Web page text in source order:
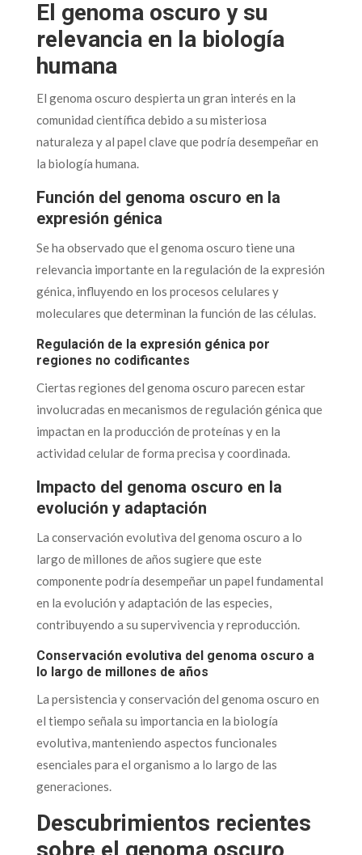
El genoma oscuro y su
relevancia en la biología
humana
El genoma oscuro despierta un gran interés en la
comunidad científica debido a su misteriosa
naturaleza y al papel clave que podría desempeñar en
la biología humana.
Función del genoma oscuro en la
expresión génica
Se ha observado que el genoma oscuro tiene una
relevancia importante en la regulación de la expresión
génica, influyendo en los procesos celulares y
moleculares que determinan la función de las células.
Regulación de la expresión génica por
regiones no codificantes
Ciertas regiones del genoma oscuro parecen estar
involucradas en mecanismos de regulación génica que
impactan en la producción de proteínas y en la
actividad celular de forma precisa y coordinada.
Impacto del genoma oscuro en la
evolución y adaptación
La conservación evolutiva del genoma oscuro a lo
largo de millones de años sugiere que este
componente podría desempeñar un papel fundamental
en la evolución y adaptación de las especies,
contribuyendo a su supervivencia y reproducción.
Conservación evolutiva del genoma oscuro a
lo largo de millones de años
La persistencia y conservación del genoma oscuro en
el tiempo señala su importancia en la biología
evolutiva, manteniendo aspectos funcionales
esenciales para el organismo a lo largo de las
generaciones.
Descubrimientos recientes